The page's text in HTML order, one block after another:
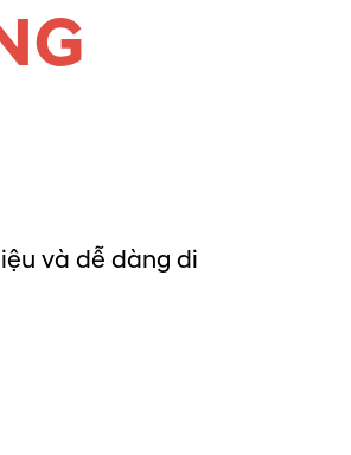
và dễ dàng di